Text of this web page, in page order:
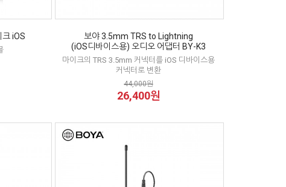
iOS
보야 3.5mm TRS to Lightning
(iOS디바이스용) 오디오 어댑터 BY-K3
마이크의 TRS 3.5mm 커넥터를 iOS 디바이스용
커넥터로 변환
44,000원
26,400원